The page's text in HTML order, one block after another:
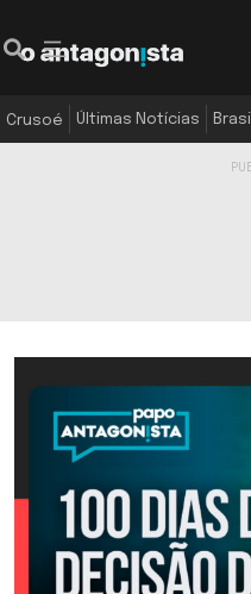
Crusoé Últimas Notícias Brasil